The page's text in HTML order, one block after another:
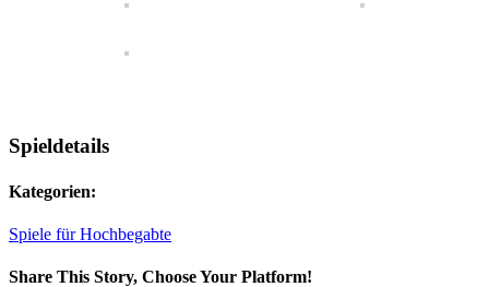
Spieldetails
Kategorien:
Spiele für Hochbegabte
Share This Story, Choose Your Platform!